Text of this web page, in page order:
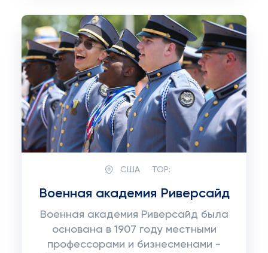
США TOP:
Военная академия Риверсайд
Военная академия Риверсайд была
основана в 1907 году местными
профессорами и бизнесменами -